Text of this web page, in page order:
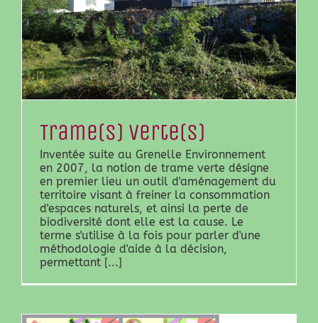
Trame(s) verte(s)
Inventée suite au Grenelle Environnement
en 2007, la notion de trame verte désigne
en premier lieu un outil d'aménagement du
territoire visant à freiner la consommation
d'espaces naturels, et ainsi la perte de
biodiversité dont elle est la cause. Le
terme s'utilise à la fois pour parler d'une
méthodologie d'aide à la décision,
permettant [...]